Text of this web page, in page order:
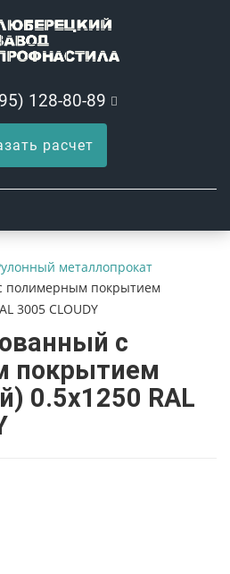
128-80-89
расчет
металлопрокат
полимерным покрытием
3005 CLOUDY
с
покрытием
0.5x1250 RAL